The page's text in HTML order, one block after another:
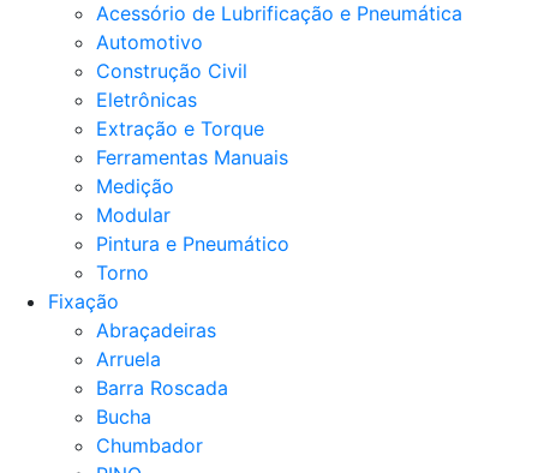
Acessório de Lubrificação e Pneumática
Automotivo
Construção Civil
Eletrônicas
Extração e Torque
Ferramentas Manuais
Medição
Modular
Pintura e Pneumático
Torno
Fixação
Abraçadeiras
Arruela
Barra Roscada
Bucha
Chumbador